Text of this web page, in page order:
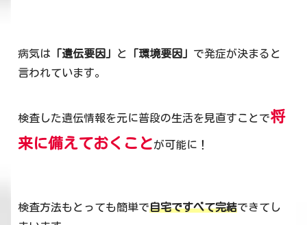
病気は 「遺伝要因」 と 「環境要因」 で発症が決まると
言われています。
検査した遺伝情報を元に普段の生活を見直すことで将
来に備えておくことが可能に！
検査方法もとっても簡単で自宅ですべて完結できてし